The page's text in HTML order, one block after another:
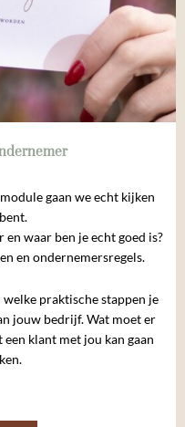
gaan we echt kijken
waar ben je echt goed is?
en ondernemersregels.
praktische stappen je
jouw bedrijf. Wat moet er
klant met jou kan gaan